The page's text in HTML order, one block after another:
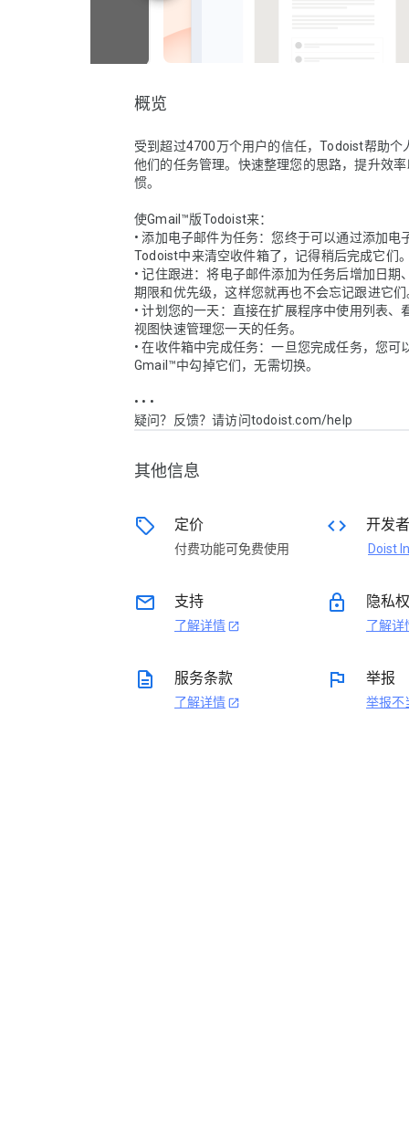
概览
受到超过4700万个用户的信任，Todoist帮助个
他们的任务管理。快速整理您的思路，提升效
惯。
使Gmail™版Todoist来：
• 添加电子邮件为任务：您终于可以通过添加电
Todoist中来清空收件箱了，记得稍后完成它们
• 记住跟进：将电子邮件添加为任务后增加日期
期限和优先级，这样您就再也不会忘记跟进它们
• 计划您的一天：直接在扩展程序中使用列表、
视图快速管理您一天的任务。
• 在收件箱中完成任务：一旦您完成任务，您可
Gmail™中勾掉它们，无需切换。
• • •
其他信息
sell 定价
付费功能可免费使用
code 开发者
Doist
email 支持
了解详情 open_in_new
lock 隐私
了解详
description 服务条款
了解详情 open_in_new
flag 举报
举报不